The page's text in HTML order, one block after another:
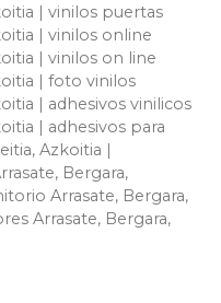
| vinilos puertas
| vinilos online
| vinilos on line
| foto vinilos
| adhesivos vinilicos
| adhesivos para
Azkoitia |
Bergara,
Arrasate, Bergara,
Arrasate, Bergara,